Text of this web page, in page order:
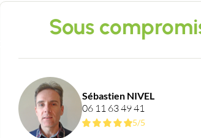
Sous
Sébastien NIVEL
06 11 63 49 41
5/5